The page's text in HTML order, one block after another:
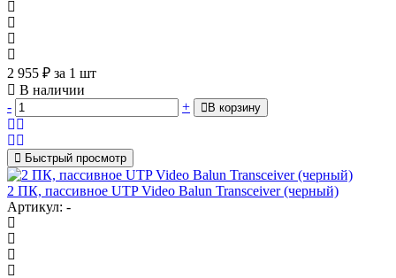
2 955 ₽ за 1 шт
В наличии
-
+ В корзину
Быстрый просмотр
2 ПК, пассивное UTP Video Balun Transceiver (черный)
Артикул: -